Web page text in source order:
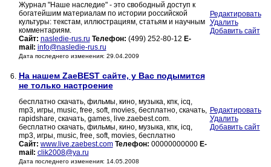
Журнал "Наше наследие" - это свободный доступ к
богатейшим материалам по истории российской
культуры: текстам, иллюстрациям, статьям и научным
комментариям.
Сайт: nasledie-rus.ru Телефон: (499) 252-80-12 E-
mail: info@nasledie-rus.ru
Дата последнего изменения: 29.04.2009
Редактировать
Удалить
Добавить сайт
6. На нашем ZaeBEST сайте, у Вас подымится
не только настроение
бесплатно скачать, фильмы, кино, музыка, кпк, icq,
mp3, игры, music, free, soft, movies, бесплатно, скачать,
rapidshare, скачать, games, live.zaebest.com.
бесплатно скачать, фильмы, кино, музыка, кпк, icq,
mp3, игры, music, free, soft, movies, бесплатно
Сайт: www.live.zaebest.com Телефон: 00000000000 E-
mail: clik2008@ya.ru
Дата последнего изменения: 14.05.2008
Редактировать
Удалить
Добавить сайт